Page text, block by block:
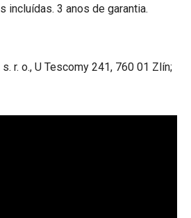
incluídas. 3 anos de garantia.
r. o., U Tescomy 241, 760 01 Zlín;